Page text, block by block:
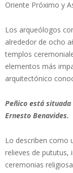
Oriente Próximo y
Los arqueólogos
alrededor de ocho
templos
elementos más
arquitectónico
Peñico está
Ernesto Benavides.
Lo describen como
relieves de pututus,
ceremonias